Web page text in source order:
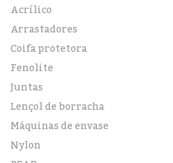
Acrílico
Arrastadores
Coifa protetora
Fenolite
Juntas
Lençol de borracha
Máquinas de envase
Nylon